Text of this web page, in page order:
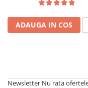
ADAUGA IN COS
Newsletter Nu rata